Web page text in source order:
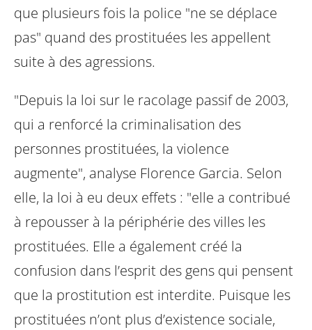
que plusieurs fois la police "ne se déplace
pas" quand des prostituées les appellent
suite à des agressions.
"Depuis la loi sur le racolage passif de 2003,
qui a renforcé la criminalisation des
personnes prostituées, la violence
augmente", analyse Florence Garcia. Selon
elle, la loi à eu deux effets : "elle a contribué
à repousser à la périphérie des villes les
prostituées. Elle a également créé la
confusion dans l’esprit des gens qui pensent
que la prostitution est interdite. Puisque les
prostituées n’ont plus d’existence sociale,